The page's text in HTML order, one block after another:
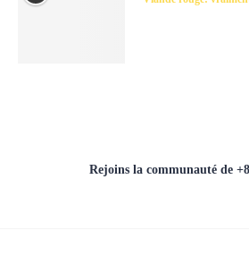
Rejoins la communauté de